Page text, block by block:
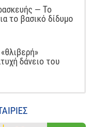
— Το
το βασικό δίδυμο
δάνειο του